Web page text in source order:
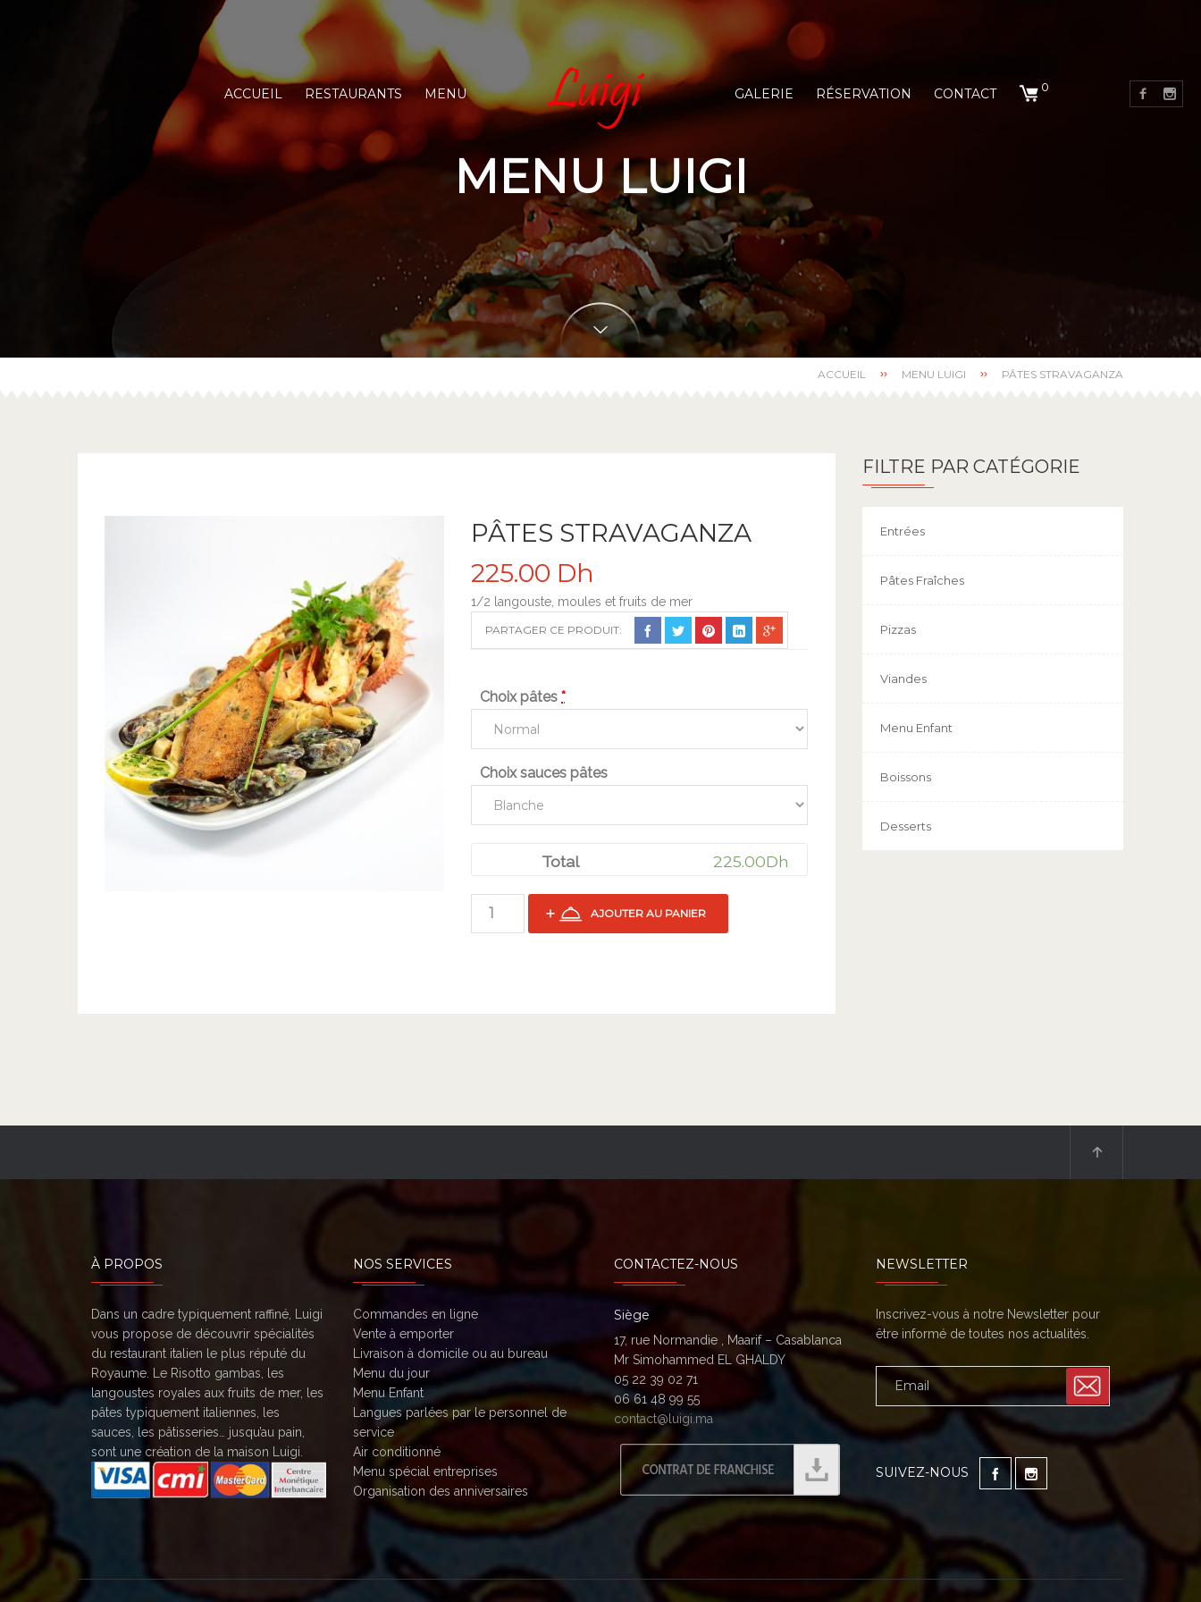
ACCUEIL RESTAURANTS MENU GALERIE RÉSERVATION CONTACT 0
MENU LUIGI
ACCUEIL MENU LUIGI PÂTES STRAVAGANZA
PÂTES STRAVAGANZA
225.00 Dh
1/2 langouste, moules et fruits de mer
PARTAGER CE PRODUIT:
Choix pâtes *
Choix sauces pâtes
Total 225.00Dh
AJOUTER AU PANIER
FILTRE PAR CATÉGORIE
Entrées
Pâtes Fraîches
Pizzas
Viandes
Menu Enfant
Boissons
Desserts
À PROPOS
Dans un cadre typiquement raffiné, Luigi
vous propose de découvrir spécialités
du restaurant italien le plus réputé du
Royaume. Le Risotto gambas, les
langoustes royales aux fruits de mer, les
pâtes typiquement italiennes, les
sauces, les pâtisseries… jusqu’au pain,
sont une création de la maison Luigi.
NOS SERVICES
Commandes en ligne
Vente à emporter
Livraison à domicile ou au bureau
Menu du jour
Menu Enfant
Langues parlées par le personnel de
service
Air conditionné
Menu spécial entreprises
Organisation des anniversaires
CONTACTEZ-NOUS
Siège
17, rue Normandie , Maarif – Casablanca
Mr Simohammed EL GHALDY
05 22 39 02 71
06 61 48 99 55
contact@luigi.ma
NEWSLETTER
Inscrivez-vous à notre Newsletter pour
être informé de toutes nos actualités.
SUIVEZ-NOUS